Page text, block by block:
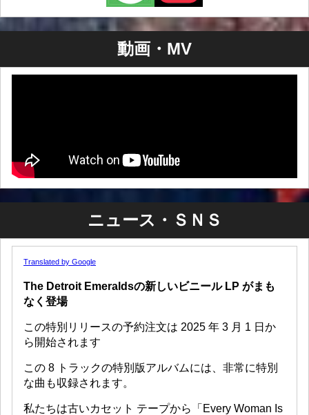
動画・MV
ニュース・ＳＮＳ
Translated by Google
The Detroit Emeraldsの新しいビニール LP がまも
なく登場
この特別リリースの予約注文は 2025 年 3 月 1 日か
ら開始されます
この 8 トラックの特別版アルバムには、非常に特別
な曲も収録されます。
私たちは古いカセット テープから「Every Woman Is